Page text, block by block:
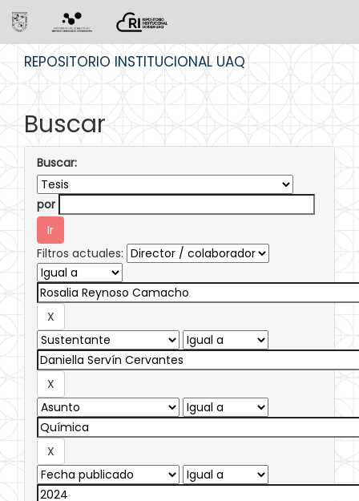
REPOSITORIO INSTITUCIONAL UAQ
Buscar
Buscar:
por
Filtros actuales: